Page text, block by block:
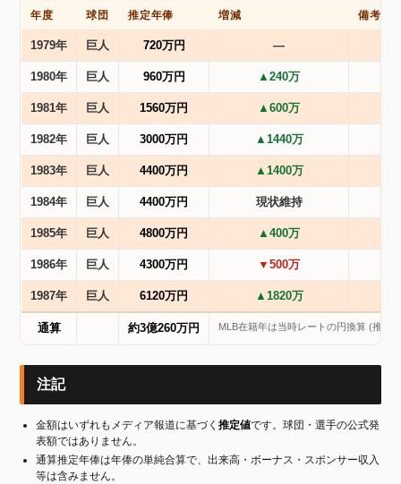
年度 球団 推定年俸 増減 備考
1979年 巨人 720万円 ―
1980年 巨人 960万円 ▲240万
1981年 巨人 1560万円 ▲600万
1982年 巨人 3000万円 ▲1440万
1983年 巨人 4400万円 ▲1400万
1984年 巨人 4400万円 現状維持
1985年 巨人 4800万円 ▲400万
1986年 巨人 4300万円 ▼500万
1987年 巨人 6120万円 ▲1820万
通算 約3億260万円 MLB在籍年は当時レートの円換算 (推定)
注記
金額はいずれもメディア報道に基づく 推定値です。球団・選手の公式発
表額ではありません。
通算推定年俸は年俸の単純合算で、出来高・ボーナス・スポンサー収入
等は含みません。